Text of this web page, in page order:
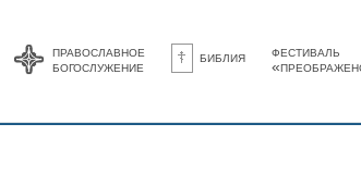
православное
богослужение
библия
фестиваль